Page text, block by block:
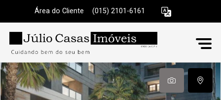
Área do Cliente (015) 2101-6161